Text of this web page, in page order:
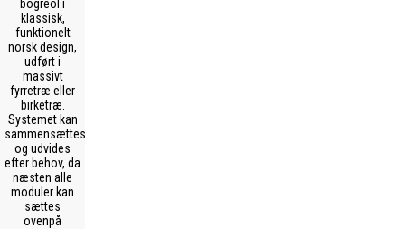
bogreol i
klassisk,
funktionelt
norsk design,
udført i
massivt
fyrretræ eller
birketræ.
Systemet kan
sammensættes
og udvides
efter behov, da
næsten alle
moduler kan
sættes
ovenpå